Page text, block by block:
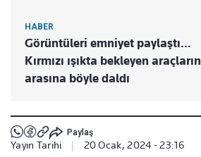
HABER
Görüntüleri emniyet paylaştı…
Kırmızı ışıkta bekleyen araçların
arasına böyle daldı
Paylaş
Yayın Tarihi 20 Ocak, 2024 - 23:16